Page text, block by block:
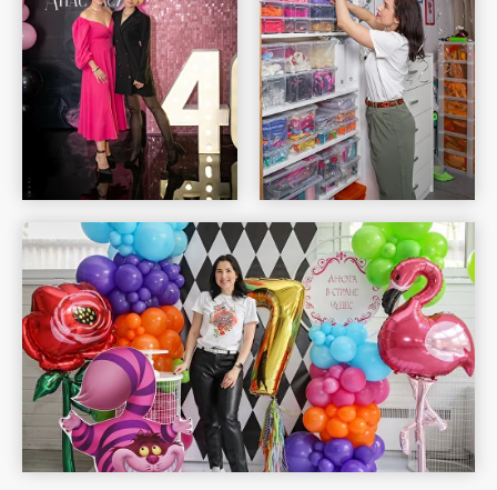
Шар Удачи на карте Москвы — Яндекс Карты